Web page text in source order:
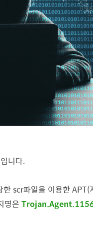
니다.
scr파일을 이용한 APT(
명은